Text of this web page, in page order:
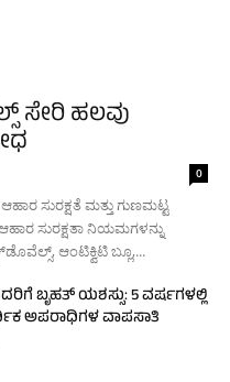
ಸೇರಿ ಹಲವು
0
ಸುರಕ್ಷತೆ ಮತ್ತು ಗುಣಮಟ್ಟ
ಸುರಕ್ಷತಾ ನಿಯಮಗಳನ್ನು
ಆಂಟಿಕ್ವಿಟಿ ಬ್ಲೂ,...
ಬೃಹತ್ ಯಶಸ್ಸು: 5 ವರ್ಷಗಳಲ್ಲಿ
ಅಪರಾಧಿಗಳ ವಾಪಸಾತಿ